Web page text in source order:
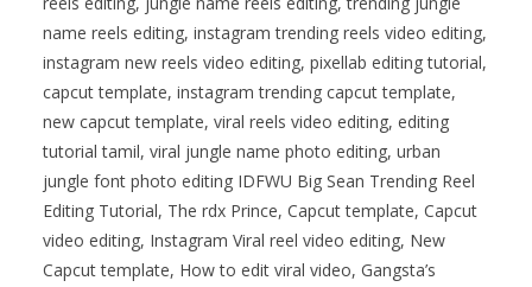
name reels editing, instagram trending reels video editing,
instagram new reels video editing, pixellab editing tutorial,
capcut template, instagram trending capcut template,
new capcut template, viral reels video editing, editing
tutorial tamil, viral jungle name photo editing, urban
jungle font photo editing IDFWU Big Sean Trending Reel
Editing Tutorial, The rdx Prince, Capcut template, Capcut
video editing, Instagram Viral reel video editing, New
Capcut template, How to edit viral video, Gangsta’s